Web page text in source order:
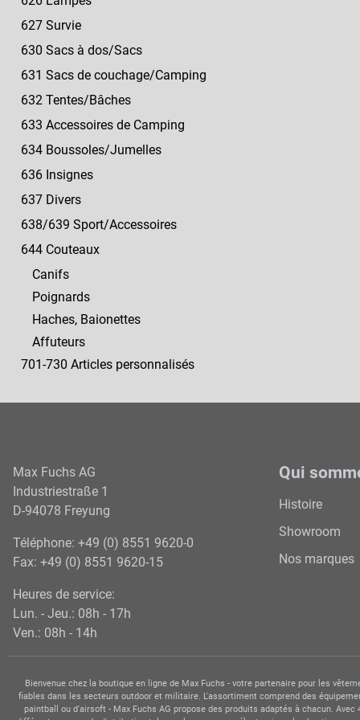
627 Survie
630 Sacs à dos/Sacs
631 Sacs de couchage/Camping
632 Tentes/Bâches
633 Accessoires de Camping
634 Boussoles/Jumelles
636 Insignes
637 Divers
638/639 Sport/Accessoires
644 Couteaux
Canifs
Poignards
Haches, Baionettes
Affuteurs
701-730 Articles personnalisés
Max Fuchs AG
Industriestraße 1
D-94078 Freyung
Téléphone: +49 (0) 8551 9620-0
Fax: +49 (0) 8551 9620-15
Heures de service:
Lun. - Jeu.: 08h - 17h
Ven.: 08h - 14h
Qui
Histoire
Showroom
Nos marques
Bienvenue chez la boutique en ligne de Max Fuchs - votre partenaire pour les
fiables dans les secteurs outdoor et militaire. L'assortiment comprend des
paintball ou d'airsoft - Max Fuchs AG propose des produits adaptés à chacun.